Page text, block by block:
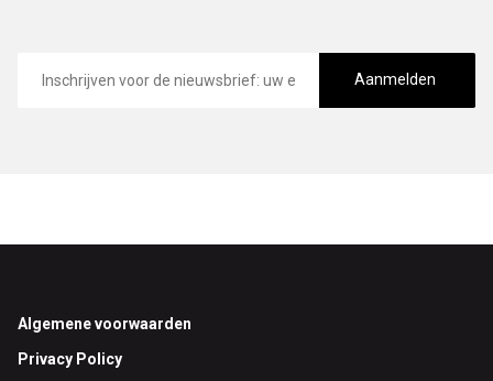
mailadres
Aanmelden
Footer
Algemene voorwaarden
Privacy Policy